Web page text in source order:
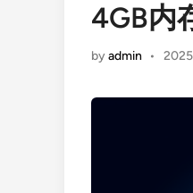
4GB内
byadmin •